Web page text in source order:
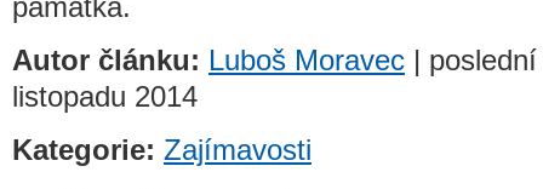
Autor článku: Luboš Moravec |
listopadu 2014
Kategorie: Zajímavosti